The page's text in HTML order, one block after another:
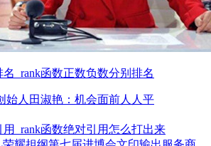
_rank函数正数负数分别排名
始人田淑艳：机会面前人人平
用_rank函数绝对引用怎么打出来